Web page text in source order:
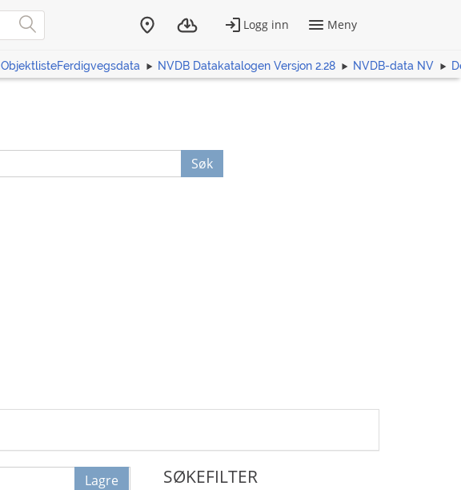
ObjektlisteFerdigvegsdata NVDB Datakatalogen Versjon 2.28 NVDB-data NV
Søk
Lagre SØKEFILTER